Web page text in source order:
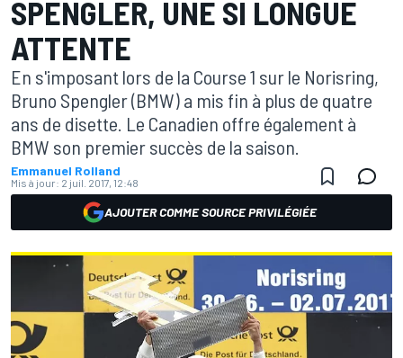
SPENGLER, UNE SI LONGUE
ATTENTE
En s'imposant lors de la Course 1 sur le Norisring,
Bruno Spengler (BMW) a mis fin à plus de quatre
ans de disette. Le Canadien offre également à
BMW son premier succès de la saison.
Emmanuel Rolland
Mis à jour: 2 juil. 2017, 12:48
AJOUTER COMME SOURCE PRIVILÉGIÉE